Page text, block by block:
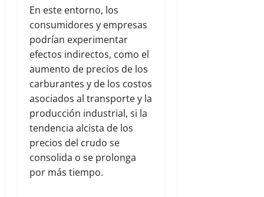
En este entorno, los
consumidores y empresas
podrían experimentar
efectos indirectos, como el
aumento de precios de los
carburantes y de los costos
asociados al transporte y la
producción industrial, si la
tendencia alcista de los
precios del crudo se
consolida o se prolonga
por más tiempo.